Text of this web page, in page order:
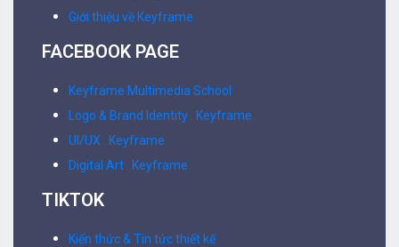
Giới thiệu về Keyframe
FACEBOOK PAGE
Keyframe Multimedia School
Logo & Brand Identity . Keyframe
UI/UX . Keyframe
Digital Art . Keyframe
TIKTOK
Kiến thức & Tin tức thiết kế